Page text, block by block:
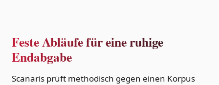
Feste Abläufe für eine ruhige
Endabgabe
Scanaris prüft methodisch gegen einen Korpus